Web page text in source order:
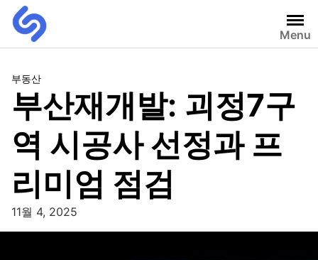
Menu
부동산
부산재개발: 괴정7구
역 시공사 선정과 프
리미엄 점검
11월 4, 2025